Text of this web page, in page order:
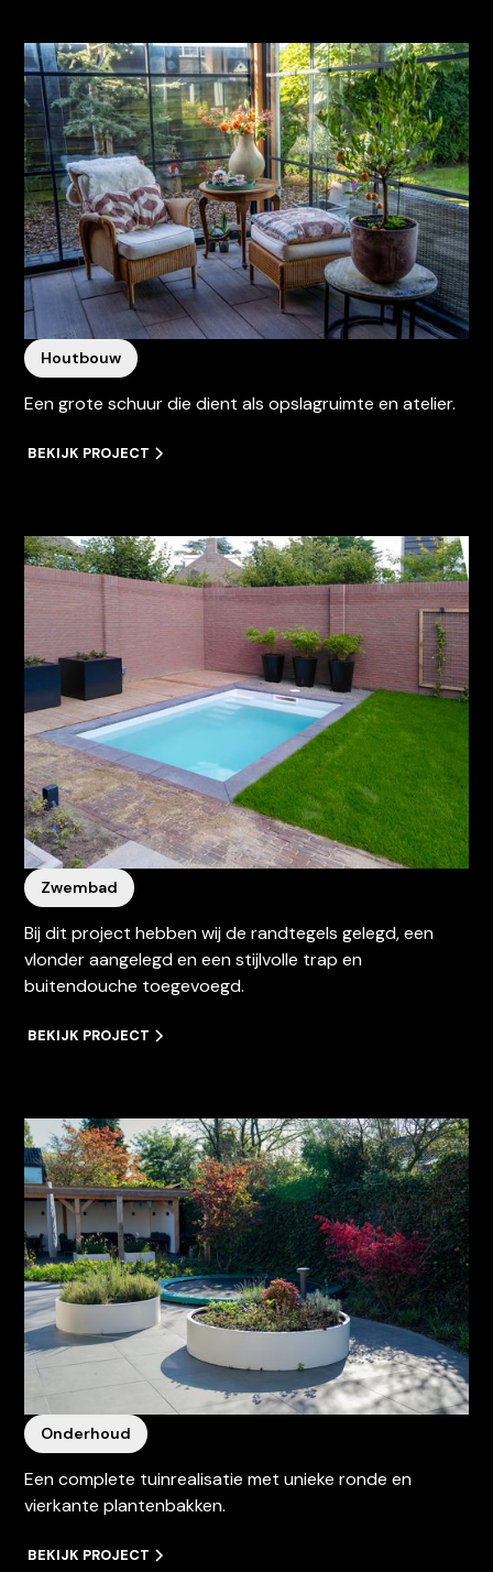
Houtbouw
Een grote schuur die dient als opslagruimte en atelier.
BEKIJK PROJECT
Zwembad
Bij dit project hebben wij de randtegels gelegd, een
vlonder aangelegd en een stijlvolle trap en
buitendouche toegevoegd.
BEKIJK PROJECT
Onderhoud
Een complete tuinrealisatie met unieke ronde en
vierkante plantenbakken.
BEKIJK PROJECT